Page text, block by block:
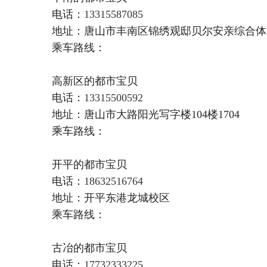
电话： 13315587085
地址：唐山市丰南区锦绣观邸贝尔安亲综合
乘车路线：
高新区的都市宝贝
电话： 13315500592
地址：唐山市大路阳光写字楼104楼1704
乘车路线：
开平的都市宝贝
电话： 18632516764
地址：开平东港龙城校区
乘车路线：
古冶的都市宝贝
电话： 17732333225